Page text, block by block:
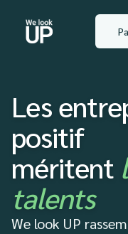
Les
positif
méritent
talents
We look UP